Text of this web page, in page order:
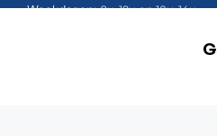
Weekdagen:8u-12u en 13u-16u